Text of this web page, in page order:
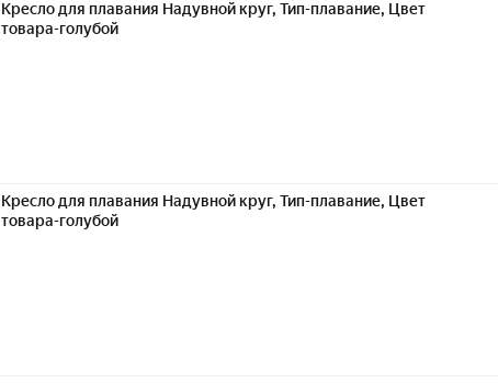
Кресло для плавания Надувной круг, Тип-плавание, Цвет
товара-голубой
Кресло для плавания Надувной круг, Тип-плавание, Цвет
товара-голубой